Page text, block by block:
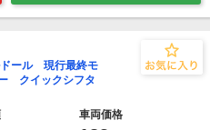
ール 現行最終モ
クイックシフタ
車両価格